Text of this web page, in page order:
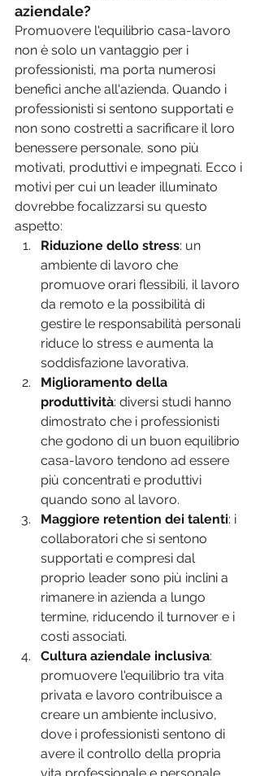
aziendale?
Promuovere l'equilibrio casa-lavoro
non è solo un vantaggio per i
professionisti, ma porta numerosi
benefici anche all'azienda. Quando i
professionisti si sentono supportati e
non sono costretti a sacrificare il loro
benessere personale, sono più
motivati, produttivi e impegnati. Ecco i
motivi per cui un leader illuminato
dovrebbe focalizzarsi su questo
aspetto:
Riduzione dello stress: un
ambiente di lavoro che
promuove orari flessibili, il lavoro
da remoto e la possibilità di
gestire le responsabilità personali
riduce lo stress e aumenta la
soddisfazione lavorativa.
Miglioramento della
produttività: diversi studi hanno
dimostrato che i professionisti
che godono di un buon equilibrio
casa-lavoro tendono ad essere
più concentrati e produttivi
quando sono al lavoro.
Maggiore retention dei talenti: i
collaboratori che si sentono
supportati e compresi dal
proprio leader sono più inclini a
rimanere in azienda a lungo
termine, riducendo il turnover e i
costi associati.
Cultura aziendale inclusiva:
promuovere l'equilibrio tra vita
privata e lavoro contribuisce a
creare un ambiente inclusivo,
dove i professionisti sentono di
avere il controllo della propria